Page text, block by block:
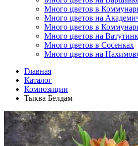
Много цветов в
Много цветов на
Много цветов в
Много цветов на
Много цветов в Сосенках
Много цветов на
Главная
Каталог
Композиции
Тыква Белдам